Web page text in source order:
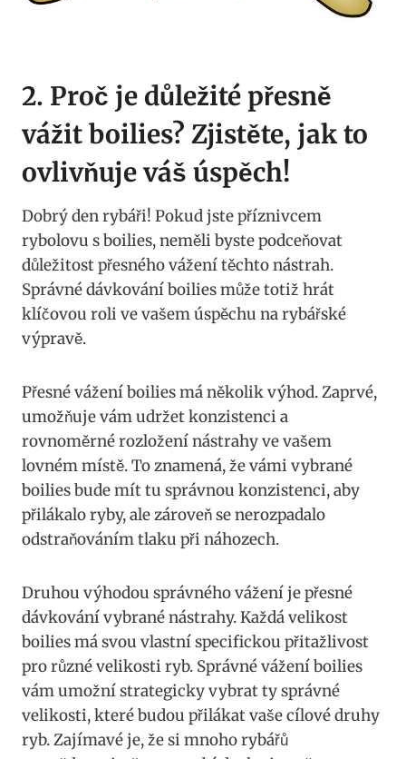
2. Proč je důležité přesně‌
vážit boilies? ‌Zjistěte, jak to
ovlivňuje⁢ váš úspěch!
Dobrý den ​rybáři! Pokud‍ jste příznivcem‌
rybolovu ​s boilies, neměli byste podceňovat
důležitost přesného vážení těchto nástrah.
Správné dávkování‌ boilies může totiž ‌hrát
klíčovou‍ roli ve vašem úspěchu ⁢na rybářské
výpravě.
Přesné⁣ vážení boilies má několik výhod. Zaprvé,
umožňuje vám udržet konzistenci a
rovnoměrné rozložení nástrahy ve ​vašem
‌lovném místě. To ⁣znamená, že vámi⁢ vybrané
boilies bude mít tu správnou konzistenci, aby
přilákalo ryby, ‌ale zároveň se nerozpadalo
⁤odstraňováním tlaku ⁣při náhozech. ⁤
Druhou výhodou správného vážení​ je přesné
⁤dávkování vybrané nástrahy.‌ Každá ⁤velikost
boilies má svou vlastní ⁤specifickou přitažlivost
pro ​různé velikosti ryb. Správné ⁣vážení ⁣boilies
vám umožní strategicky vybrat ty správné ​
velikosti,⁣ které ‍budou přilákat ⁤vaše cílové druhy
ryb. Zajímavé je,‌ že si mnoho rybářů